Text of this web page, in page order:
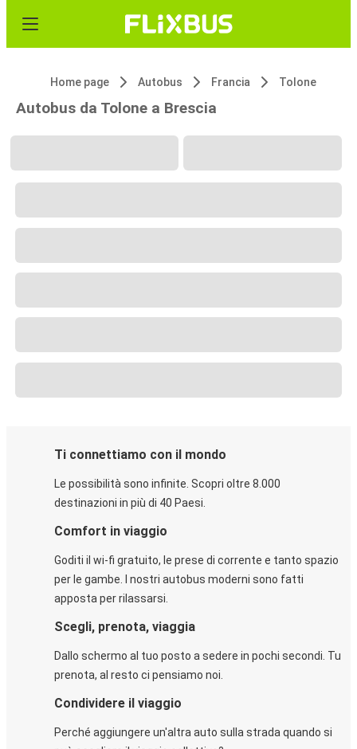
Home page Autobus Francia Tolone
Autobus da Tolone a Brescia
Ti connettiamo con il mondo
Le possibilità sono infinite. Scopri oltre 8.000
destinazioni in più di 40 Paesi.
Comfort in viaggio
Goditi il wi-fi gratuito, le prese di corrente e tanto spazio
per le gambe. I nostri autobus moderni sono fatti
apposta per rilassarsi.
Scegli, prenota, viaggia
Dallo schermo al tuo posto a sedere in pochi secondi. Tu
prenota, al resto ci pensiamo noi.
Condividere il viaggio
Perché aggiungere un'altra auto sulla strada quando si